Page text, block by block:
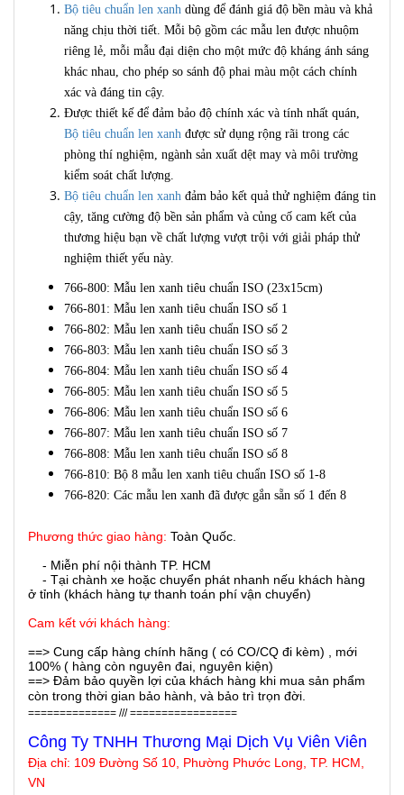
Bộ tiêu chuẩn len xanh dùng để đánh giá độ bền màu và khả
năng chịu thời tiết. Mỗi bộ gồm các mẫu len được nhuộm
riêng lẻ, mỗi mẫu đại diện cho một mức độ kháng ánh sáng
khác nhau, cho phép so sánh độ phai màu một cách chính
xác và đáng tin cậy.
Được thiết kế để đảm bảo độ chính xác và tính nhất quán,
Bộ tiêu chuẩn len xanh được sử dụng rộng rãi trong các
phòng thí nghiệm, ngành sản xuất dệt may và môi trường
kiểm soát chất lượng.
Bộ tiêu chuẩn len xanh đảm bảo kết quả thử nghiệm đáng tin
cậy, tăng cường độ bền sản phẩm và củng cố cam kết của
thương hiệu bạn về chất lượng vượt trội với giải pháp thử
nghiệm thiết yếu này.
766-800: Mẫu len xanh tiêu chuẩn ISO (23x15cm)
766-801: Mẫu len xanh tiêu chuẩn ISO số 1
766-802: Mẫu len xanh tiêu chuẩn ISO số 2
766-803: Mẫu len xanh tiêu chuẩn ISO số 3
766-804: Mẫu len xanh tiêu chuẩn ISO số 4
766-805: Mẫu len xanh tiêu chuẩn ISO số 5
766-806: Mẫu len xanh tiêu chuẩn ISO số 6
766-807: Mẫu len xanh tiêu chuẩn ISO số 7
766-808: Mẫu len xanh tiêu chuẩn ISO số 8
766-810: Bộ 8 mẫu len xanh tiêu chuẩn ISO số 1-8
766-820: Các mẫu len xanh đã được gắn sẵn số 1 đến 8
Phương thức giao hàng: Toàn Quốc.
- Miễn phí nội thành TP. HCM
- Tại chành xe hoặc chuyển phát nhanh nếu khách hàng
ở tỉnh (khách hàng tự thanh toán phí vận chuyển)
Cam kết với khách hàng:
==> Cung cấp hàng chính hãng ( có CO/CQ đi kèm) , mới
100% ( hàng còn nguyên đai, nguyên kiện)
==> Đảm bảo quyền lợi của khách hàng khi mua sản phẩm
còn trong thời gian bảo hành, và bảo trì trọn đời.
============== /// =================
Công Ty TNHH Thương Mại Dịch Vụ Viên Viên
Địa chỉ: 109 Đường Số 10, Phường Phước Long, TP. HCM,
VN